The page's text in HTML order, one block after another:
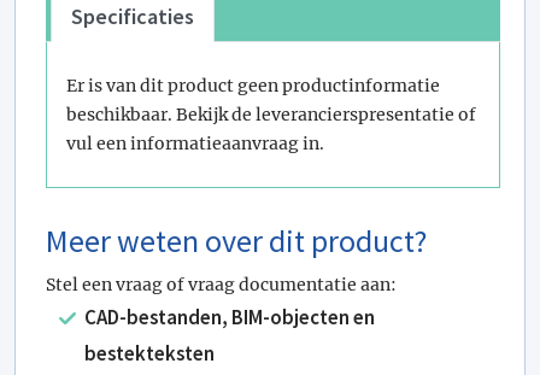
Specificaties
Er is van dit product geen productinformatie
beschikbaar. Bekijk de leverancierspresentatie of
vul een informatieaanvraag in.
Meer weten over dit product?
Stel een vraag of vraag documentatie aan:
CAD-bestanden, BIM-objecten en
bestekteksten